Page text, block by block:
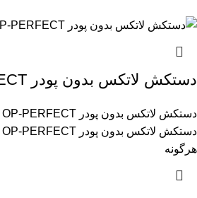
دستکش لاتکس بدون پودر OP-PERFECT
هرگونه